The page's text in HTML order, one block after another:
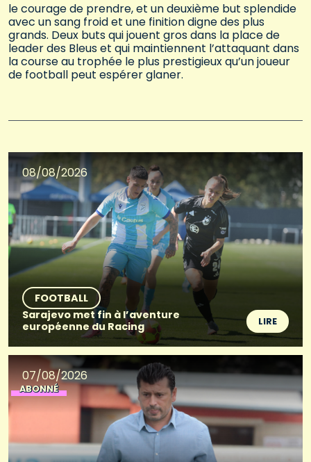
le courage de prendre, et un deuxième but splendide
avec un sang froid et une finition digne des plus
grands. Deux buts qui jouent gros dans la place de
leader des Bleus et qui maintiennent l’attaquant dans
la course au trophée le plus prestigieux qu’un joueur
de football peut espérer glaner.
08/08/2026
FOOTBALL
Sarajevo met fin à l’aventure
européenne du Racing
LIRE
07/08/2026
ABONNÉ